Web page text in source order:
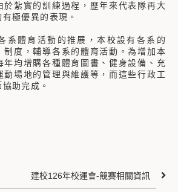
於紮實的訓練過程，歷年來代表隊再大
極優異的表現。
體育活動的推展，本校設有各系的
制度，輔導各系的體育活動。為增加本
年均增購各種體育圖書、健身設備、充
動場地的管理與維護等，而這些行政工
助完成。
建校126年校運會-競賽相關資訊